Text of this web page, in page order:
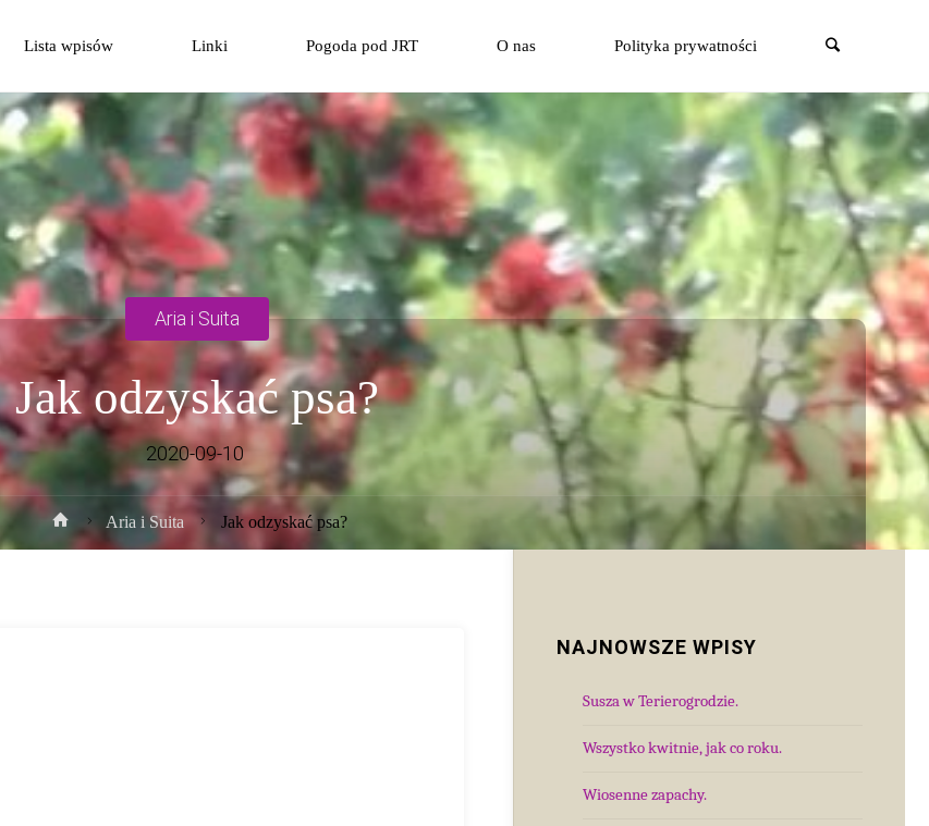
do
treści
Lista wpisów Linki Pogoda pod JRT O nas Polityka prywatności
Jak odzyskać psa?
2020-09-10
Aria i Suita
Strona
główna
Aria i Suita Jak odzyskać psa?
NAJNOWSZE WPISY
Susza w Terierogrodzie.
Wszystko kwitnie, jak co roku.
Wiosenne zapachy.